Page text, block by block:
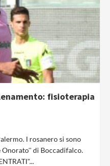
fisioterapia
I rosanero si sono
di Boccadifalco.